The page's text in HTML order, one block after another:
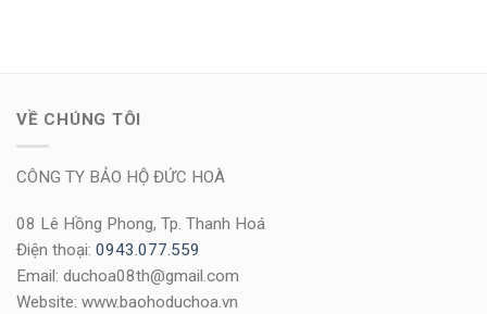
VỀ CHÚNG TÔI
CÔNG TY BẢO HỘ ĐỨC HOÀ
08 Lê Hồng Phong, Tp. Thanh Hoá
Điện thoại: 0943.077.559
Email: duchoa08th@gmail.com
Website: www.baohoduchoa.vn